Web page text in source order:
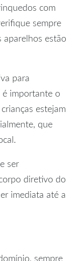
com
sempre
aparelhos estão
para
é importante o
estejam
que
ser
diretivo do
imediata até a
sempre